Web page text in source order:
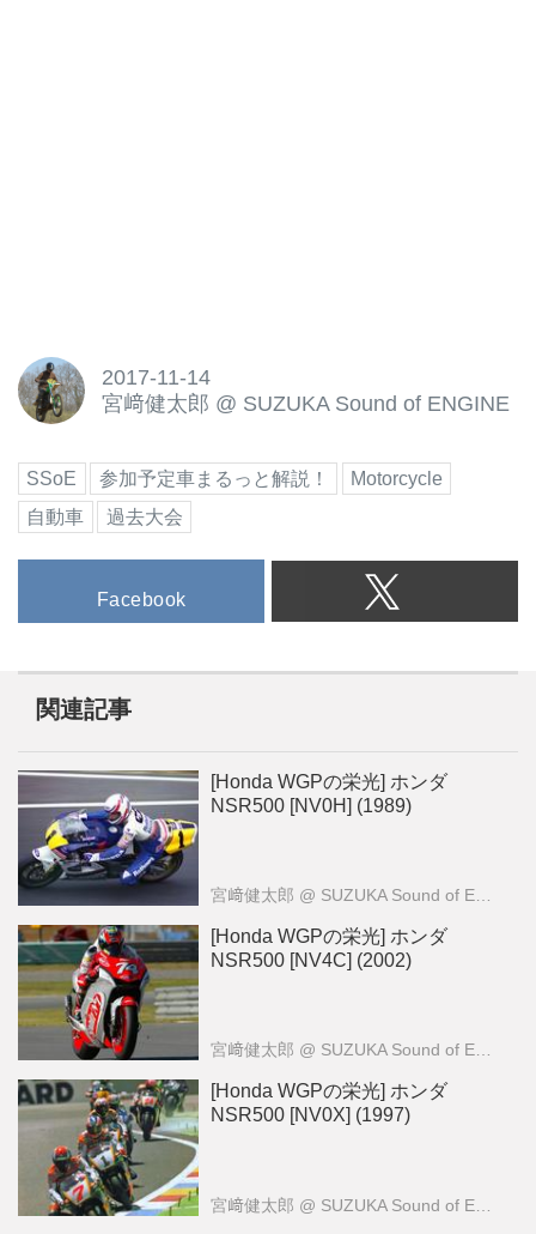
2017-11-14
宮﨑健太郎 @ SUZUKA Sound of ENGINE
SSoE 参加予定車まるっと解説！
Motorcycle
自動車
過去大会
Facebook
関連記事
[Honda WGPの栄光] ホンダ
NSR500 [NV0H] (1989)
宮﨑健太郎 @ SUZUKA Sound of ENGINE
[Honda WGPの栄光] ホンダ
NSR500 [NV4C] (2002)
宮﨑健太郎 @ SUZUKA Sound of ENGINE
[Honda WGPの栄光] ホンダ
NSR500 [NV0X] (1997)
宮﨑健太郎 @ SUZUKA Sound of ENGINE